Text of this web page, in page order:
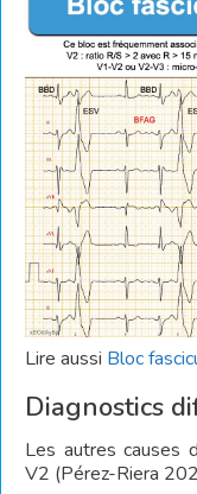
Lire aussi Bloc
Diagnostics
Les autres causes
V2 (Pérez-Riera